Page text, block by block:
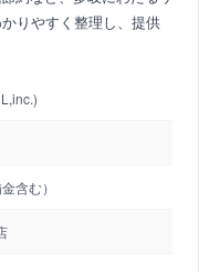
りやすく整理し、提供
含む）